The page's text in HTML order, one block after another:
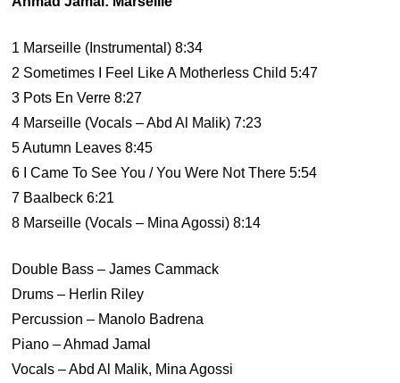
1 Marseille (Instrumental) 8:34
2 Sometimes I Feel Like A Motherless Child 5:47
3 Pots En Verre 8:27
4 Marseille (Vocals – Abd Al Malik) 7:23
5 Autumn Leaves 8:45
6 I Came To See You / You Were Not There 5:54
7 Baalbeck 6:21
8 Marseille (Vocals – Mina Agossi) 8:14
Double Bass – James Cammack
Drums – Herlin Riley
Percussion – Manolo Badrena
Piano – Ahmad Jamal
Vocals – Abd Al Malik, Mina Agossi